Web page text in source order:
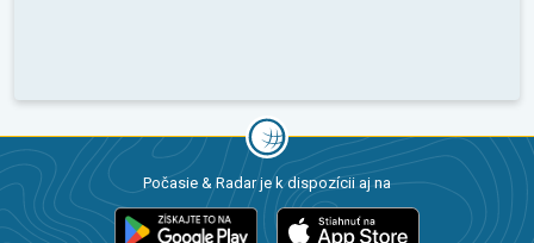
Počasie & Radar je k dispozícii aj na